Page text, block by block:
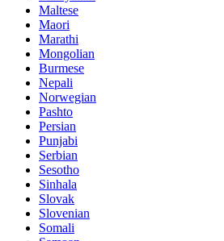
Maltese
Maori
Marathi
Mongolian
Burmese
Nepali
Norwegian
Pashto
Persian
Punjabi
Serbian
Sesotho
Sinhala
Slovak
Slovenian
Somali